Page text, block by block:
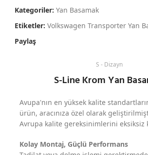
Kategoriler: Yan Basamak
Etiketler: Volkswagen Transporter Yan
Paylaş
S - Dizayn
S-Line Krom Yan
Avupa'nın en yüksek kalite
ürün, aracınıza özel olarak
Avrupa kalite gereksinimlerini eksiksiz
Kolay Montaj, Güçlü Performans